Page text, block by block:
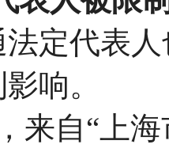
法定代表
响。
来自“上